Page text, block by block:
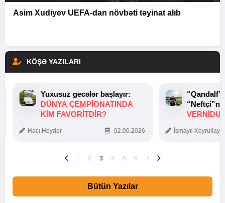
Asim Xudiyev UEFA-dan növbəti təyinat alıb
KÖŞƏ YAZILARI
Yuxusuz gecələr başlayır:
DÜNYA ÇEMPIONATINDA
KIM FAVORITDIR?
Hacı Heydər 02.06.2026 İsmayıl
1 2 3 4 5 6 7
Bütün Yazılar